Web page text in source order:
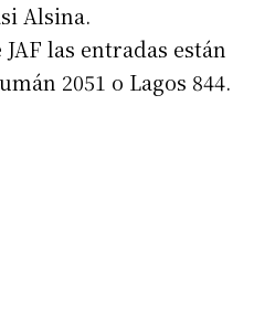
Alsina.
las entradas están
2051 o Lagos 844.